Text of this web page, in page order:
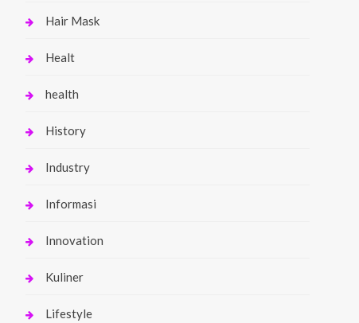
Hair Mask
Healt
health
History
Industry
Informasi
Innovation
Kuliner
Lifestyle